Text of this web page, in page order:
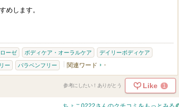
めします。
ーゼ ボディケア・オーラルケア デイリーボディケア
ー パラベンフリー 関連ワード -
参考にしたい！ありがとう Like 1